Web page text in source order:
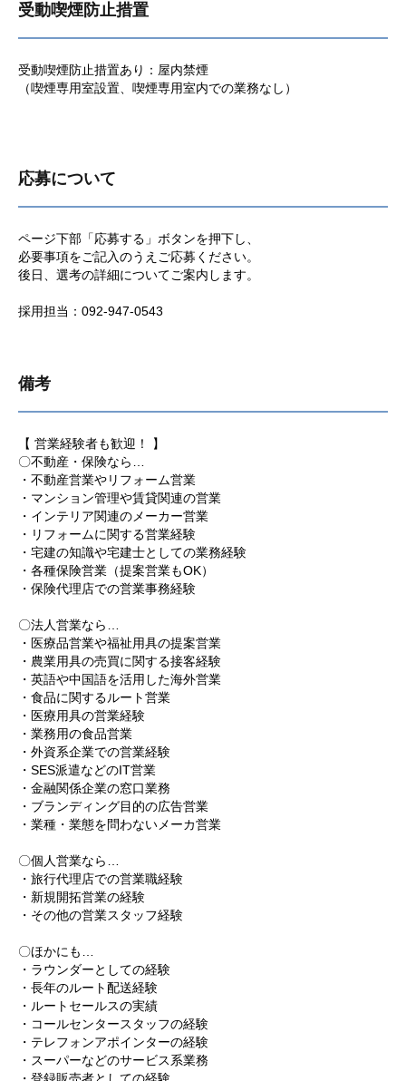
受動喫煙防止措置
受動喫煙防止措置あり：屋内禁煙
（喫煙専用室設置、喫煙専用室内での業務なし）
応募について
ページ下部「応募する」ボタンを押下し、
必要事項をご記入のうえご応募ください。
後日、選考の詳細についてご案内します。
採用担当：092-947-0543
備考
【 営業経験者も歓迎！ 】
〇不動産・保険なら…
・不動産営業やリフォーム営業
・マンション管理や賃貸関連の営業
・インテリア関連のメーカー営業
・リフォームに関する営業経験
・宅建の知識や宅建士としての業務経験
・各種保険営業（提案営業もOK）
・保険代理店での営業事務経験
〇法人営業なら…
・医療品営業や福祉用具の提案営業
・農業用具の売買に関する接客経験
・英語や中国語を活用した海外営業
・食品に関するルート営業
・医療用具の営業経験
・業務用の食品営業
・外資系企業での営業経験
・SES派遣などのIT営業
・金融関係企業の窓口業務
・ブランディング目的の広告営業
・業種・業態を問わないメーカ営業
〇個人営業なら…
・旅行代理店での営業職経験
・新規開拓営業の経験
・その他の営業スタッフ経験
〇ほかにも…
・ラウンダーとしての経験
・長年のルート配送経験
・ルートセールスの実績
・コールセンタースタッフの経験
・テレフォンアポインターの経験
・スーパーなどのサービス系業務